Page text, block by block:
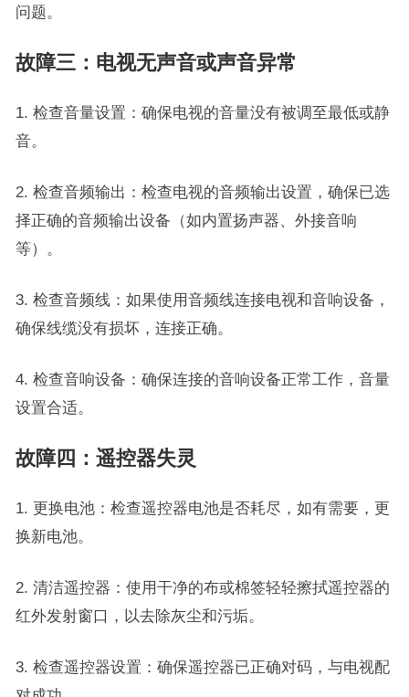
问题。
故障三：电视无声音或声音异常
1. 检查音量设置：确保电视的音量没有被调至最低或静
音。
2. 检查音频输出：检查电视的音频输出设置，确保已选
择正确的音频输出设备（如内置扬声器、外接音响
等）。
3. 检查音频线：如果使用音频线连接电视和音响设备，
确保线缆没有损坏，连接正确。
4. 检查音响设备：确保连接的音响设备正常工作，音量
设置合适。
故障四：遥控器失灵
1. 更换电池：检查遥控器电池是否耗尽，如有需要，更
换新电池。
2. 清洁遥控器：使用干净的布或棉签轻轻擦拭遥控器的
红外发射窗口，以去除灰尘和污垢。
3. 检查遥控器设置：确保遥控器已正确对码，与电视配